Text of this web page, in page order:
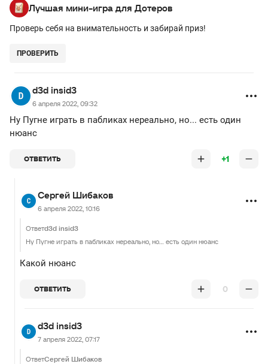
Лучшая мини-игра для Дотеров
Проверь себя на внимательность и забирай приз!
ПРОВЕРИТЬ
d3d insid3
6 апреля 2022, 09:32
Ну Пугне играть в пабликах нереально, но... есть один
нюанс
ОТВЕТИТЬ +1
Сергей Шибаков
6 апреля 2022, 10:16
Ответd3d insid3
Ну Пугне играть в пабликах нереально, но... есть один нюанс
Какой нюанс
ОТВЕТИТЬ 0
d3d insid3
7 апреля 2022, 07:17
ОтветСергей Шибаков